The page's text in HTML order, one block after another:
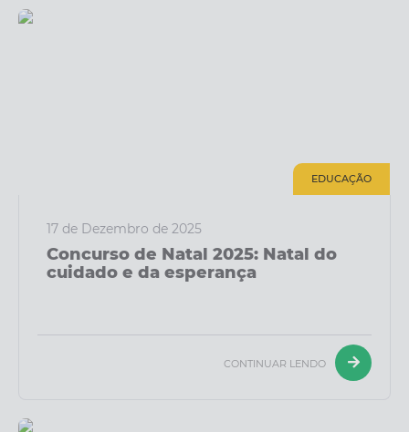
EDUCAÇÃO
17 de Dezembro de 2025
Concurso de Natal 2025: Natal do
cuidado e da esperança
CONTINUAR LENDO